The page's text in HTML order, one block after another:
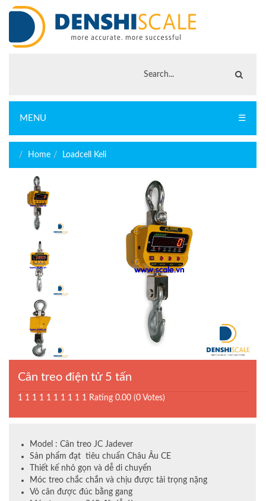
MENU ☰
Home Loadcell Keli
Cân treo điện tử 5 tấn
1 1 1 1 1 1 1 1 1 1 Rating 0.00 (0 Votes)
Model : Cân treo JC Jadever
Sản phẩm đạt tiêu chuẩn Châu Âu CE
Thiết kế nhỏ gọn và dễ di chuyển
Móc treo chắc chắn và chịu được tải trọng nặng
Vỏ cân được đúc bằng gang